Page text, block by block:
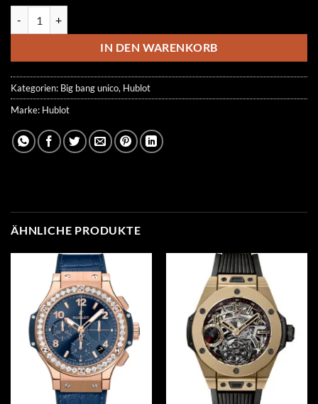
499.00 €269.00 €.
IN DEN WARENKORB
Kategorien: Big bang unico, Hublot
Marke: Hublot
ÄHNLICHE PRODUKTE